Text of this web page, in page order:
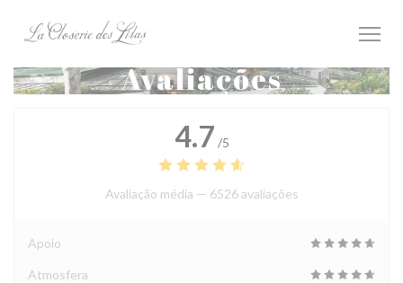
Avaliações
4.7 /5
Avaliação média — 6526 avaliações
Apoio
Atmosfera